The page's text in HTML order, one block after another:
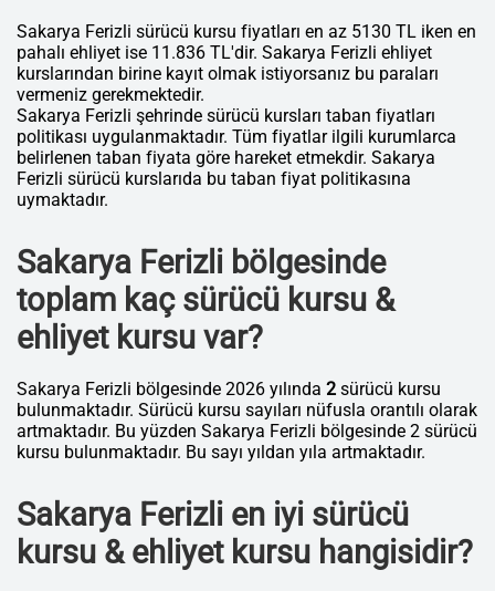
Sakarya Ferizli sürücü kursu fiyatları en az 5130 TL iken en
pahalı ehliyet ise 11.836 TL'dir. Sakarya Ferizli ehliyet
kurslarından birine kayıt olmak istiyorsanız bu paraları
vermeniz gerekmektedir.
Sakarya Ferizli şehrinde sürücü kursları taban fiyatları
politikası uygulanmaktadır. Tüm fiyatlar ilgili kurumlarca
belirlenen taban fiyata göre hareket etmekdir. Sakarya
Ferizli sürücü kurslarıda bu taban fiyat politikasına
uymaktadır.
Sakarya Ferizli bölgesinde
toplam kaç sürücü kursu &
ehliyet kursu var?
Sakarya Ferizli bölgesinde 2026 yılında 2 sürücü kursu
bulunmaktadır. Sürücü kursu sayıları nüfusla orantılı olarak
artmaktadır. Bu yüzden Sakarya Ferizli bölgesinde 2 sürücü
kursu bulunmaktadır. Bu sayı yıldan yıla artmaktadır.
Sakarya Ferizli en iyi sürücü
kursu & ehliyet kursu hangisidir?